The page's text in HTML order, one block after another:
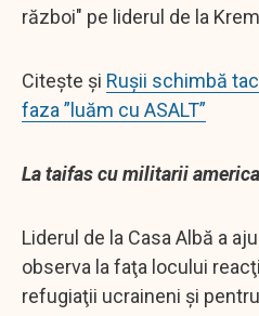
război" pe liderul de la
Citește și Rușii schimbă
faza ”luăm cu ASALT”
La taifas cu militarii
Liderul de la Casa Albă a
observa la faţa locului
refugiaţii ucraineni şi